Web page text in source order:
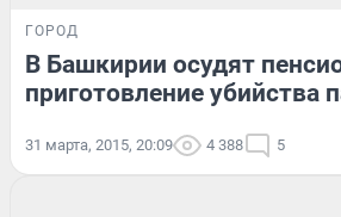
ГОРОД
В Башкирии осудят
приготовление убийства
31 марта, 2015, 20:09 4 388 5